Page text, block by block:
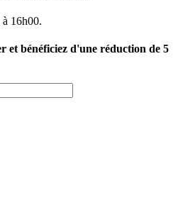
16h00.
et bénéficiez d'une réduction de 5